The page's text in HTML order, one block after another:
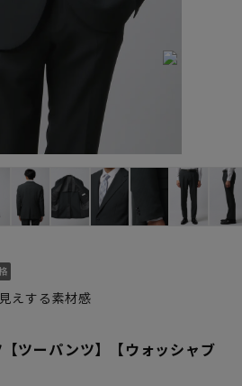
えする素材感
ツーパンツ】【ウォッシャブ